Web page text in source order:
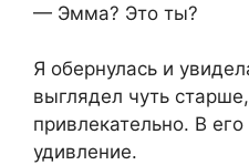
— Эмма? Это ты?
Я обернулась и
выглядел чуть
привлекательно. В его
удивление.